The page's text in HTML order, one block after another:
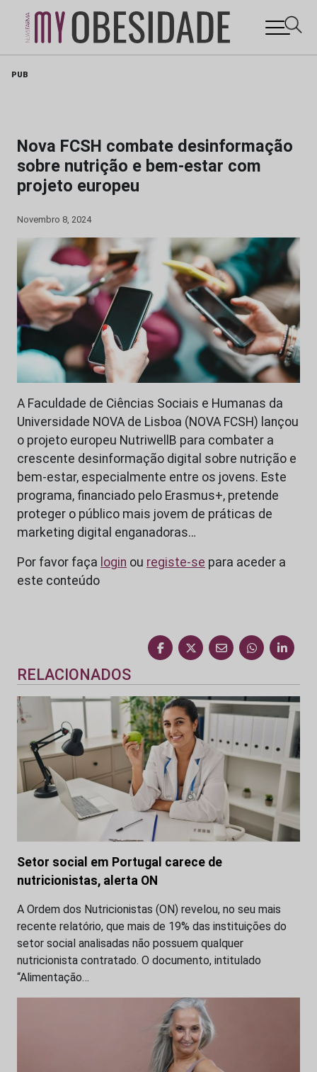
PUB
Nova FCSH combate desinformação
sobre nutrição e bem-estar com
projeto europeu
Novembro 8, 2024
A Faculdade de Ciências Sociais e Humanas da
Universidade NOVA de Lisboa (NOVA FCSH) lançou
o projeto europeu NutriwellB para combater a
crescente desinformação digital sobre nutrição e
bem-estar, especialmente entre os jovens. Este
programa, financiado pelo Erasmus+, pretende
proteger o público mais jovem de práticas de
marketing digital enganadoras…
Por favor faça login ou registe-se para aceder a
este conteúdo
RELACIONADOS
Setor social em Portugal carece de
nutricionistas, alerta ON
A Ordem dos Nutricionistas (ON) revelou, no seu mais
recente relatório, que mais de 19% das instituições do
setor social analisadas não possuem qualquer
nutricionista contratado. O documento, intitulado
“Alimentação…